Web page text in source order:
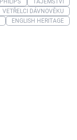
PHILIPS
TAJEMSTVÍ
VETŘELCI DÁVNOVĚKU
ENGLISH HERITAGE